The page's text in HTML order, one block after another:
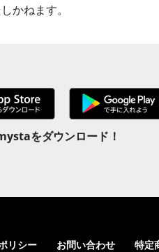
かねます。
をダウンロード！
リシー お問い合わせ 特定